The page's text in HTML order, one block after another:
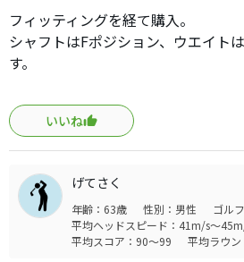
フィッティングを経て購入。
シャフトはFポジション、ウエイト
す。
購入時は24VENTUS BLACKの6X
SPEEDER NX VIOLETの6Xに変更し
キャリーで300ydを飛ばせるクラブ
優しく、上がりやすく、それでいて
方にオススメです。
強いて不満点を挙げるとすれば、シ
いいね
げてさく
年齢：63歳 性別：男性
ゴル
平均ヘッドスピード：41m/s～
平均スコア：90～99
平均ラウ